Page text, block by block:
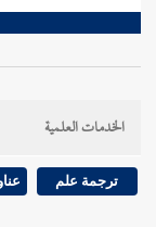
الخدمات العلمية
ترجمة علم